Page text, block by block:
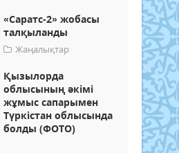
«Саратс-2» жобасы
талқыланды
Жаңалықтар
Қызылорда
облысының әкімі
жұмыс сапарымен
Түркістан облысында
болды (ФОТО)